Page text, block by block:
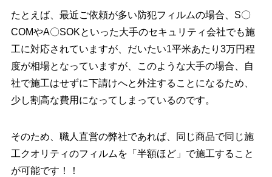
たとえば、最近ご依頼が多い防犯フィルムの場合、S〇
COMやA〇SOKといった大手のセキュリティ会社でも施
工に対応されていますが、だいたい1平米あたり3万円程
度が相場となっていますが、このような大手の場合、自
社で施工はせずに下請けへと外注することになるため、
少し割高な費用になってしまっているのです。
そのため、職人直営の弊社であれば、同じ商品で同じ施
工クオリティのフィルムを「半額ほど」で施工すること
が可能です！！